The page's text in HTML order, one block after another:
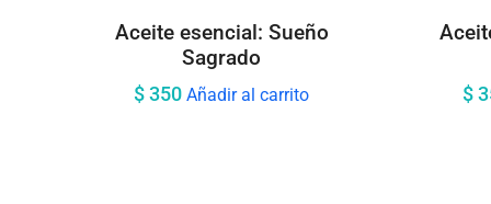
Aceite esencial: Sueño
Sagrado
$ 350 Añadir al carrito $